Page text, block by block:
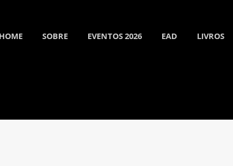
HOME SOBRE EVENTOS 2026 EAD LIVROS